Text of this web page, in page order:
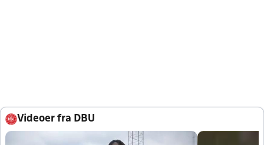
Videoer fra DBU